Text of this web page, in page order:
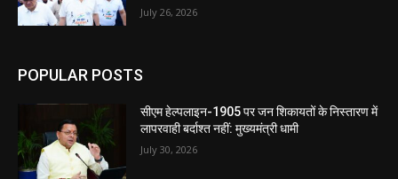
July 26, 2026
POPULAR POSTS
सीएम हेल्पलाइन-1905 पर जन शिकायतों के निस्तारण में
लापरवाही बर्दाश्त नहीं: मुख्यमंत्री धामी
July 30, 2026